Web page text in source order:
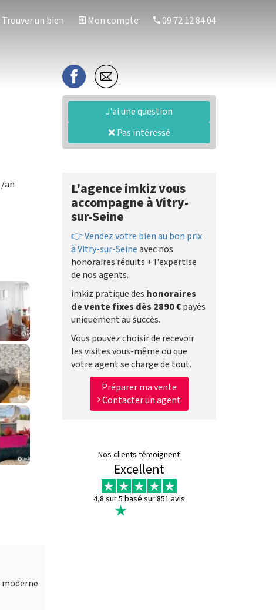
Trouver un bien Mon compte 09 72 12 84 04
an
J'ai une question
❌ Pas intéressé
L'agence imkiz vous
accompagne à Vitry-
sur-Seine
👉 Vendez votre bien au bon prix
à Vitry-sur-Seineavec nos
honoraires réduits + l'expertise
de nos agents.
imkiz pratique des honoraires
de vente fixes dès 2890 €payés
uniquement au succès.
Vous pouvez choisir de recevoir
les visites vous-même ou que
votre agent se charge de tout.
Préparer ma vente
Contacter un agent
Nos clients témoignent
Excellent
4,8 sur 5 basé sur 851 avis